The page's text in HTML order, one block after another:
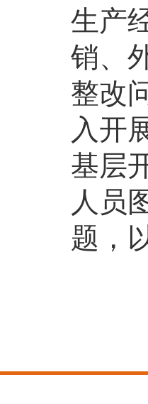
生产
销、
整改
入开
基层
人员
题，